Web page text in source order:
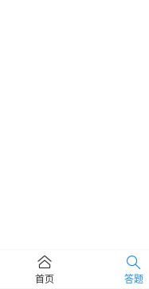
首页 答题